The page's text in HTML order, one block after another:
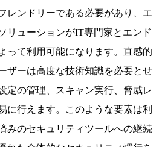
レンドリーである必要があり、エ
リューションがIT専門家とエンド
って利用可能になります。直感的
ザーは高度な技術知識を必要とせ
定の管理、スキャン実行、脅威レ
に行えます。このような要素は利
みのセキュリティツールへの継続